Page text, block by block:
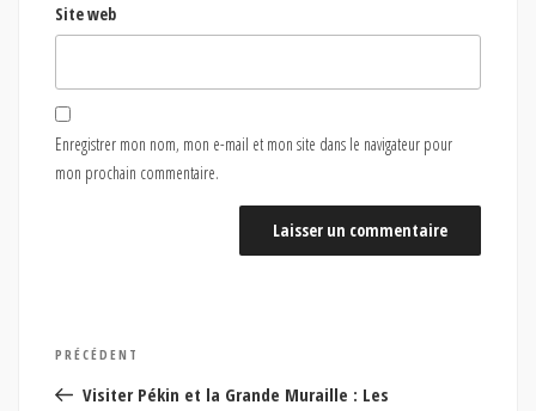
Site web
Enregistrer mon nom, mon e-mail et mon site dans le navigateur pour
mon prochain commentaire.
Navigation
de
Article
précédent
PRÉCÉDENT
Visiter Pékin et la Grande Muraille : Les